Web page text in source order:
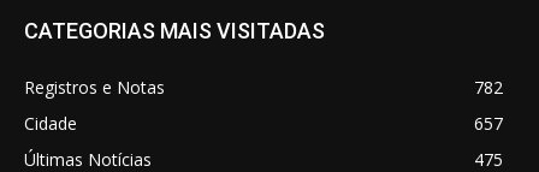
CATEGORIAS MAIS VISITADAS
Registros e Notas
782
Cidade
657
Últimas Notícias
475